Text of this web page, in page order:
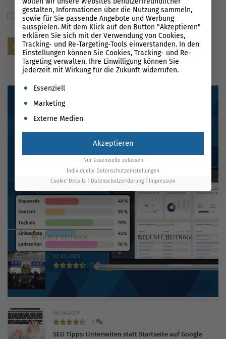
Name, E-Mail-Adresse und Website in diesem Browser
für meinen nächsten Kommentar speichern.
Senden
BELIEBTEBEITRÄGE NEUESTEBEITRÄGE
02.03.2020
5
08.04.2019
3
SEO Tipps: Unterseiten statt Startseite auf Google
gestalten, Informationen über die Nutzung sammeln,
sowie für Sie passende Angebote und Werbung
ausspielen. Mit dem Klick auf den Button "Akzeptieren"
erklären Sie sich mit der Verwendung von Cookies,
Tracking- und Re-Targeting-Tools einverstanden. In den
Einstellungen können Sie Cookies, Tracking- und Re-
Targeting verwalten. Ihre Einwilligung können Sie
jederzeit mit Wirkung für die Zukunft widerrufen.
Es folgt eine Liste der Service-Gruppen, für die eine
Essenziell
Marketing
Externe Medien
Akzeptieren
Nur Essenzielle zulassen
Individuelle Datenschutzeinstellungen
Cookie-Details
Datenschutzerklärung Impressum